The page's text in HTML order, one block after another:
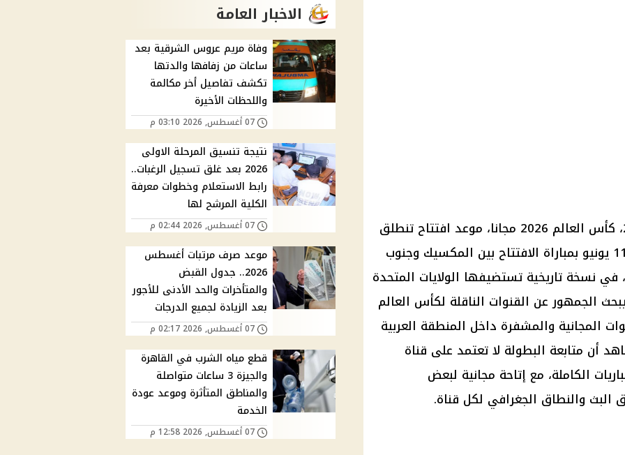
القنوات الناقلة لكأس العالم 2026، كأس العالم 2026 مجانا، موعد افتتاح تنطلق
كأس العالم 2026 اليوم الخميس 11 يونيو بمباراة الافتتاح بين المكسيك وجنوب
نسخة تاريخية تستضيفها الولايات المتحدة
حتى 19 يوليو. ويبحث الجمهور عن القنوات الناقلة لكأس العالم
المجانية والمشفرة داخل المنطقة العربية
أن متابعة البطولة لا تعتمد على قناة
الكاملة، مع إتاحة مجانية لبعض
والنطاق الجغرافي لكل قناة.
الاخبار العامة
وفاة مريم عروس الشرقية بعد
ساعات من زفافها والدتها
تكشف تفاصيل أخر مكالمة
واللحظات الأخيرة
07 أغسطس, 2026 03:10 م
نتيجة تنسيق المرحلة الاولى
2026 بعد غلق تسجيل الرغبات..
رابط الاستعلام وخطوات معرفة
الكلية المرشح لها
07 أغسطس, 2026 02:44 م
موعد صرف مرتبات أغسطس
2026.. جدول القبض
والمتأخرات والحد الأدنى للأجور
بعد الزيادة لجميع الدرجات
07 أغسطس, 2026 02:17 م
قطع مياه الشرب في القاهرة
والجيزة 3 ساعات متواصلة
والمناطق المتأثرة وموعد عودة
الخدمة
07 أغسطس, 2026 12:58 م